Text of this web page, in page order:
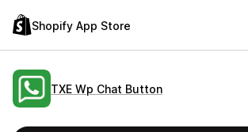
Shopify App Store
TXE Wp Chat Button